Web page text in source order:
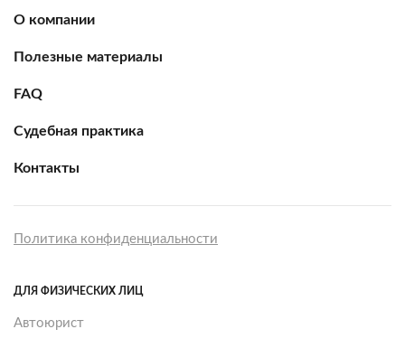
О компании
Полезные материалы
FAQ
Судебная практика
Контакты
Политика конфиденциальности
ДЛЯ ФИЗИЧЕСКИХ ЛИЦ
Автоюрист